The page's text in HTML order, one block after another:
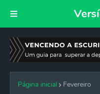
Página inicial Fevereiro